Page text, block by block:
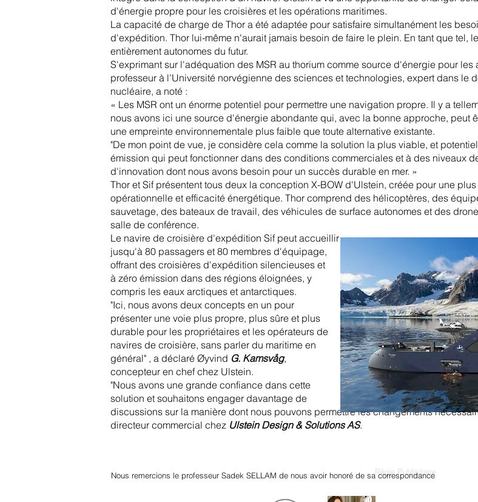
d'énergie propre pour les croisières et les opérations maritimes.
La capacité de charge de Thor a été adaptée pour satisfaire simultanément les
d'expédition. Thor lui-même n'aurait jamais besoin de faire le plein. En tant que tel,
entièrement autonomes du futur.
S'exprimant sur l'adéquation des MSR au thorium comme source d'énergie pour
professeur à l'Université norvégienne des sciences et technologies, expert dans le
nucléaire, a noté :
« Les MSR ont un énorme potentiel pour permettre une navigation propre. Il y a
nous avons ici une source d'énergie abondante qui, avec la bonne approche, peut
une empreinte environnementale plus faible que toute alternative existante.
"De mon point de vue, je considère cela comme la solution la plus viable, et
émission qui peut fonctionner dans des conditions commerciales et à des niveaux
d'innovation dont nous avons besoin pour un succès durable en mer. »
Thor et Sif présentent tous deux la conception X-BOW d'Ulstein, créée pour une
opérationnelle et efficacité énergétique. Thor comprend des hélicoptères, des
sauvetage, des bateaux de travail, des véhicules de surface autonomes et des
salle de conférence.
Le navire de croisière d'expédition Sif peut accueillir
jusqu'à 80 passagers et 80 membres d'équipage,
offrant des croisières d'expédition silencieuses et
à zéro émission dans des régions éloignées, y
compris les eaux arctiques et antarctiques.
"Ici, nous avons deux concepts en un pour
présenter une voie plus propre, plus sûre et plus
durable pour les propriétaires et les opérateurs de
navires de croisière, sans parler du maritime en
général" , a déclaré Øyvind G. Kamsvåg,
concepteur en chef chez Ulstein.
"Nous avons une grande confiance dans cette
solution et souhaitons engager davantage de
discussions sur la manière dont nous pouvons permettre les changements
directeur commercial chez Ulstein Design & Solutions AS.
Régie Publicitaire
Nous remercions le professeur Sadek SELLAM de nous avoir honoré de sa correspondance